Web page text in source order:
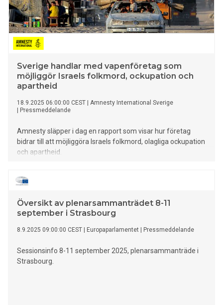
Sverige handlar med vapenföretag som
möjliggör Israels folkmord, ockupation och
apartheid
18.9.2025 06:00:00 CEST
Amnesty International Sverige
Pressmeddelande
Amnesty släpper i dag en rapport som visar hur företag
bidrar till att möjliggöra Israels folkmord, olagliga ockupation
och apartheid.
Översikt av plenarsammanträdet 8-11
september i Strasbourg
8.9.2025 09:00:00 CEST Europaparlamentet Pressmeddelande
Sessionsinfo 8-11 september 2025, plenarsammanträde i
Strasbourg.